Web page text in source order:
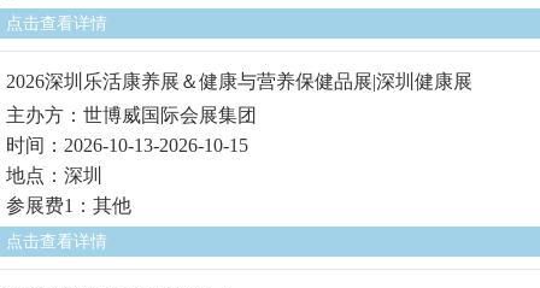
点击查看详情
2026深圳乐活康养展＆健康与营养保健品展|深圳健康展
主办方：世博威国际会展集团
时间：2026-10-13-2026-10-15
地点：深圳
参展费1：其他
点击查看详情